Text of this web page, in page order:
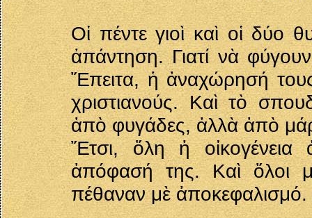
Οἱ πέντε γιοὶ καὶ οἱ δύο
ἀπάντηση. Γιατί νὰ
Ἔπειτα, ἡ ἀναχώρησή
χριστιανούς. Καὶ τὸ
ἀπὸ φυγάδες, ἀλλὰ ἀπὸ
Ἔτσι, ὅλη ἡ οἰκογένεια
ἀπόφασή της. Καὶ ὅλοι
πέθαναν μὲ ἀποκεφαλισμό.